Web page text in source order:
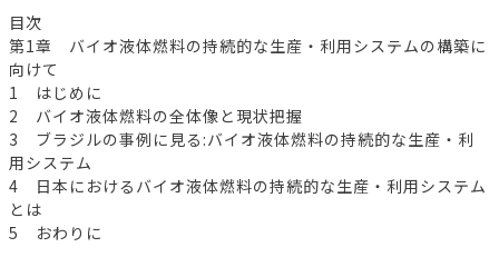
目次
第1章 バイオ液体燃料の持続的な生産・利用システムの構築に
向けて
1 はじめに
2 バイオ液体燃料の全体像と現状把握
3 ブラジルの事例に見る:バイオ液体燃料の持続的な生産・利
用システム
4 日本におけるバイオ液体燃料の持続的な生産・利用システム
とは
5 おわりに